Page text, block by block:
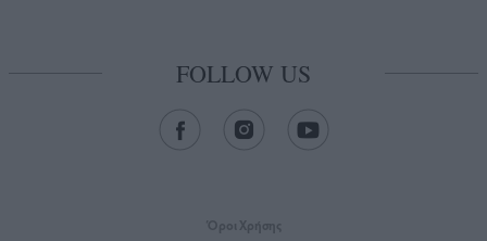
FOLLOW US
Όροι Xρήσης